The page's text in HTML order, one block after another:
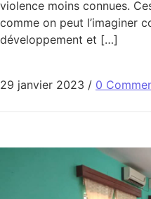
violence moins connues.
comme on peut l’imaginer
développement et […]
29 janvier 2023 / 0